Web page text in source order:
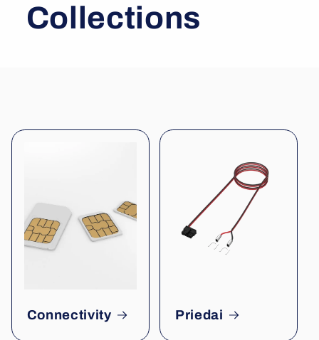
Collections
Connectivity Priedai